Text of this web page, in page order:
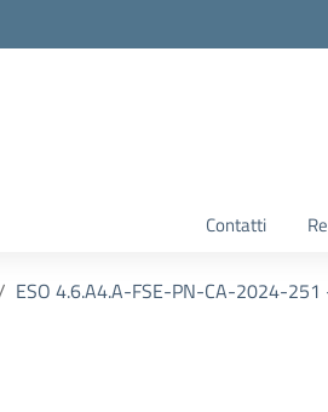
Contatti
ESO 4.6.A4.A-FSE-PN-CA-2024-